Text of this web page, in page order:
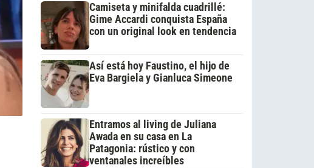
Camiseta y minifalda cuadrillé:
Gime Accardi conquista España
con un original look en tendencia
Así está hoy Faustino, el hijo de
Eva Bargiela y Gianluca Simeone
Entramos al living de Juliana
Awada en su casa en La
Patagonia: rústico y con
ventanales increíbles